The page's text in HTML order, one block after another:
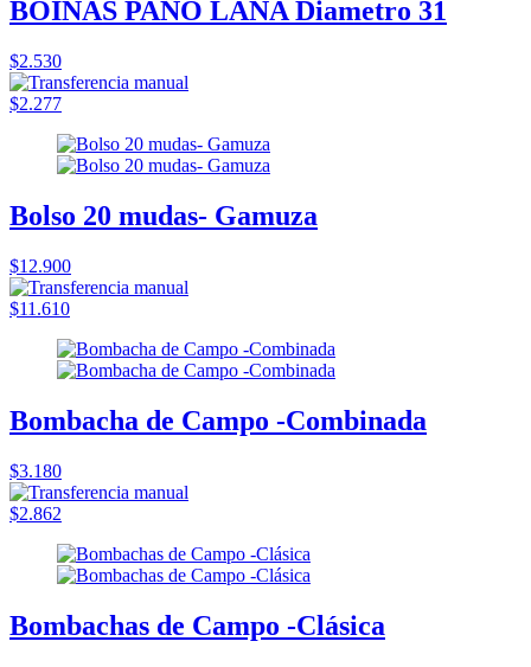
BOINAS PAÑO LANA Diametro 31
$2.530
$2.277
Bolso 20 mudas- Gamuza
$12.900
$11.610
Bombacha de Campo -Combinada
$3.180
$2.862
Bombachas de Campo -Clásica